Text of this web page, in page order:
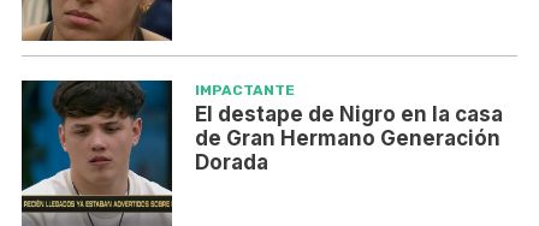
IMPACTANTE
El destape de Nigro en la casa
de Gran Hermano Generación
Dorada